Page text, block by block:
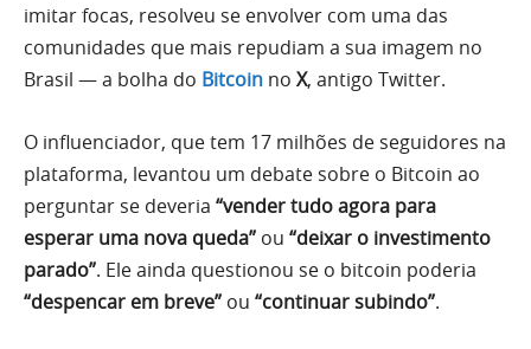
imitar focas, resolveu se envolver com uma das
comunidades que mais repudiam a sua imagem no
Brasil — a bolha do Bitcoin no X, antigo Twitter.
O influenciador, que tem 17 milhões de seguidores na
plataforma, levantou um debate sobre o Bitcoin ao
perguntar se deveria “vender tudo agora para
esperar uma nova queda” ou “deixar o investimento
parado”. Ele ainda questionou se o bitcoin poderia
“despencar em breve” ou “continuar subindo”.